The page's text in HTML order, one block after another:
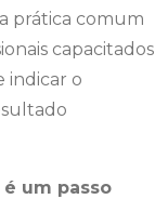
prática comum
capacitados
indicar o
um passo